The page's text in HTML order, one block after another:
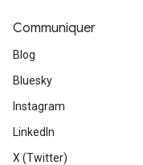
Communiquer
Blog
Bluesky
Instagram
LinkedIn
X (Twitter)